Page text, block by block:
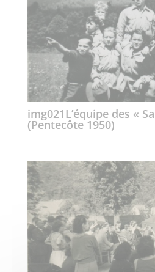
img021L’équipe des «
(Pentecôte 1950)